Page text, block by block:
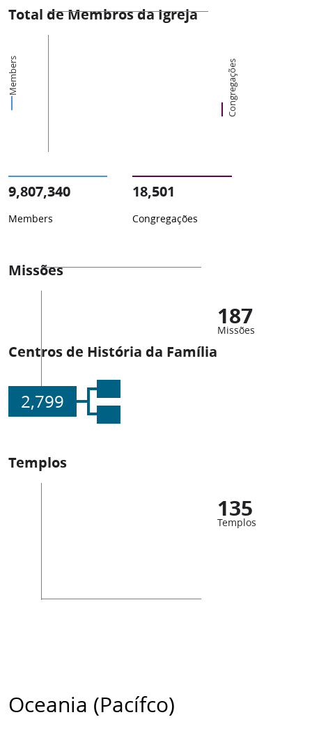
Total de Membros da Igreja
Members Congregações
9,807,340
Members
18,501
Congregações
Missões
187
Missões
Centros de História da Família
2,799
Templos
135
Templos
Oceania (Pacífco)